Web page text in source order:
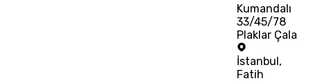
Kumandalı
33/45/78
Plaklar Çala
İstanbul,
Fatih